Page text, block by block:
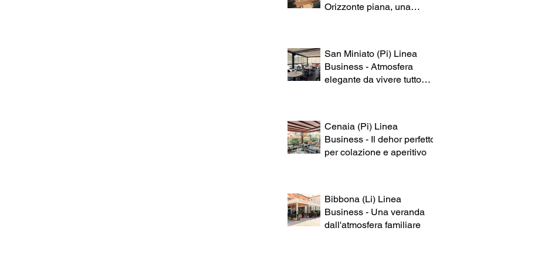
Orizzonte piana, una
San Miniato (Pi) Linea
Business - Atmosfera
elegante da vivere tutto
Cenaia (Pi) Linea
Business - Il dehor perfetto
per colazione e aperitivo
Bibbona (Li) Linea
Business - Una veranda
dall'atmosfera familiare